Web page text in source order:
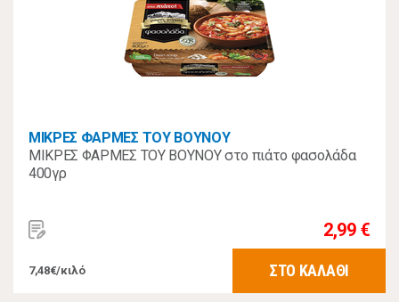
ΜΙΚΡΕΣ ΦΑΡΜΕΣ ΤΟΥ ΒΟΥΝΟΥ
ΜΙΚΡΕΣ ΦΑΡΜΕΣ ΤΟΥ ΒΟΥΝΟΥ στο πιάτο φασολάδα
400γρ
2,99 €
7,48€/κιλό ΣΤΟ ΚΑΛΑΘΙ